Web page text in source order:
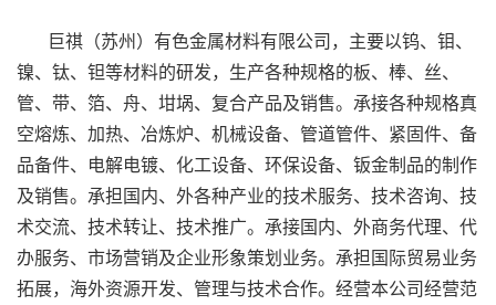
巨祺（苏州）有色金属材料有限公司，主要以钨、钼、
镍、钛、钽等材料的研发，生产各种规格的板、棒、丝、
管、带、箔、舟、坩埚、复合产品及销售。承接各种规格真
空熔炼、加热、冶炼炉、机械设备、管道管件、紧固件、备
品备件、电解电镀、化工设备、环保设备、钣金制品的制作
及销售。承担国内、外各种产业的技术服务、技术咨询、技
术交流、技术转让、技术推广。承接国内、外商务代理、代
办服务、市场营销及企业形象策划业务。承担国际贸易业务
拓展，海外资源开发、管理与技术合作。经营本公司经营范